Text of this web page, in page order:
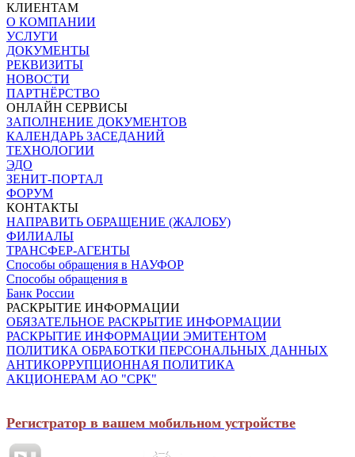
КЛИЕНТАМ
О КОМПАНИИ
УСЛУГИ
ДОКУМЕНТЫ
РЕКВИЗИТЫ
НОВОСТИ
ПАРТНЁРСТВО
ОНЛАЙН СЕРВИСЫ
ЗАПОЛНЕНИЕ ДОКУМЕНТОВ
КАЛЕНДАРЬ ЗАСЕДАНИЙ
ТЕХНОЛОГИИ
ЭДО
ЗЕНИТ-ПОРТАЛ
ФОРУМ
КОНТАКТЫ
НАПРАВИТЬ ОБРАЩЕНИЕ (ЖАЛОБУ)
ФИЛИАЛЫ
ТРАНСФЕР-АГЕНТЫ
Способы обращения в НАУФОР
Способы обращения в
Банк России
РАСКРЫТИЕ ИНФОРМАЦИИ
ОБЯЗАТЕЛЬНОЕ РАСКРЫТИЕ ИНФОРМАЦИИ
РАСКРЫТИЕ ИНФОРМАЦИИ ЭМИТЕНТОМ
ПОЛИТИКА ОБРАБОТКИ ПЕРСОНАЛЬНЫХ ДАННЫХ
АНТИКОРРУПЦИОННАЯ ПОЛИТИКА
АКЦИОНЕРАМ АО "СРК"
Регистратор в вашем мобильном устройстве